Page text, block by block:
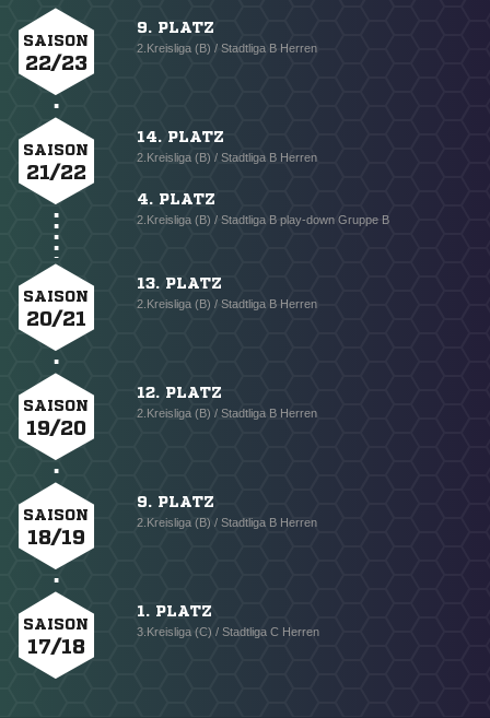
SAISON
22/23
9. PLATZ
2.Kreisliga (B) / Stadtliga B Herren
SAISON
21/22
14. PLATZ
2.Kreisliga (B) / Stadtliga B Herren
4. PLATZ
2.Kreisliga (B) / Stadtliga B play-down Gruppe B
SAISON
20/21
13. PLATZ
2.Kreisliga (B) / Stadtliga B Herren
SAISON
19/20
12. PLATZ
2.Kreisliga (B) / Stadtliga B Herren
SAISON
18/19
9. PLATZ
2.Kreisliga (B) / Stadtliga B Herren
SAISON
17/18
1. PLATZ
3.Kreisliga (C) / Stadtliga C Herren